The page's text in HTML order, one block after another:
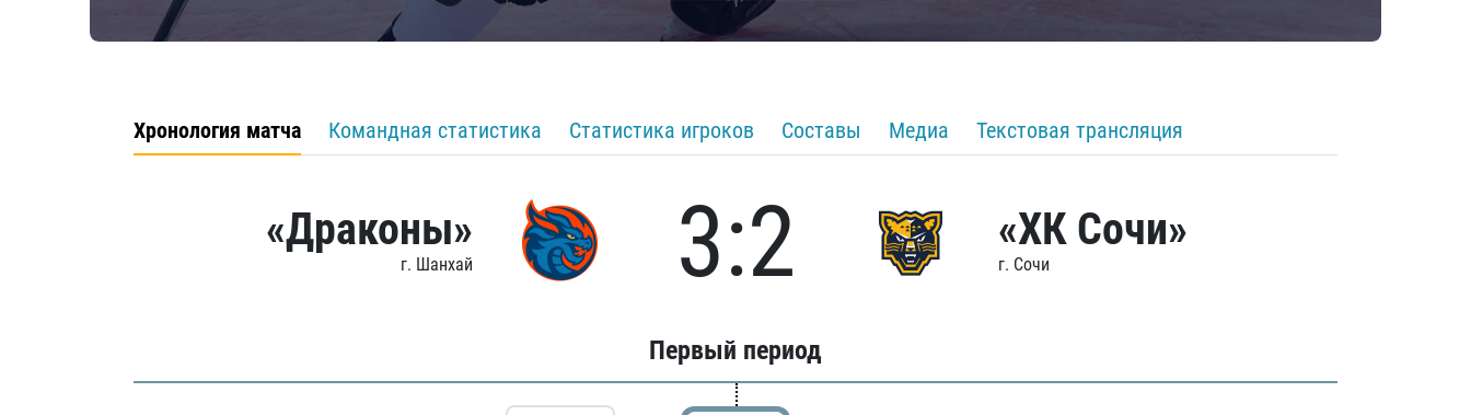
Хронология матча Командная статистика Статистика игроков Составы Медиа Текстовая трансляция
«Драконы»
г. Шанхай 3:2 «ХК Сочи»
г. Сочи
Первый период